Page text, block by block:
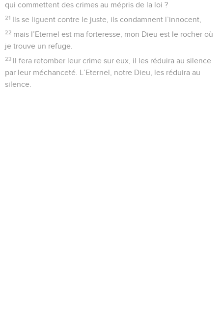
qui commettent des crimes au mépris de la loi ?
21 Ils se liguent contre le juste, ils condamnent l’innocent,
22 mais l’Eternel est ma forteresse, mon Dieu est le rocher où
je trouve un refuge.
23 Il fera retomber leur crime sur eux, il les réduira au silence
par leur méchanceté. L’Eternel, notre Dieu, les réduira au
silence.